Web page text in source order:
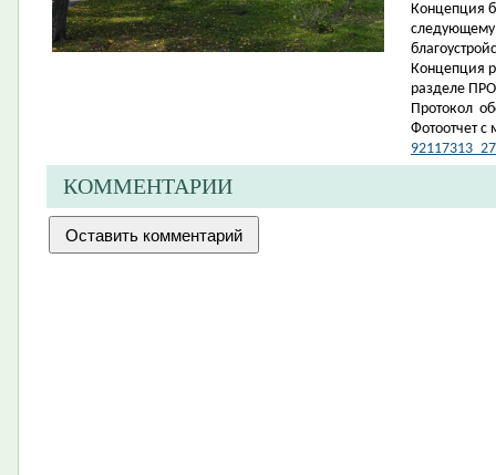
Концепция
следующему
Концепция
разделе
Протокол
Фотоотчет
КОММЕНТАРИИ